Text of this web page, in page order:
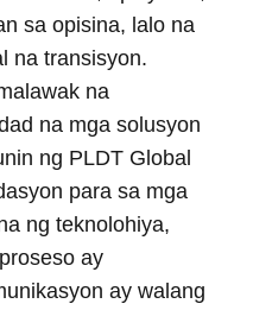
sa opisina, lalo na
na transisyon.
na
na mga solusyon
ng PLDT Global
para sa mga
ng teknolohiya,
ay
ay walang